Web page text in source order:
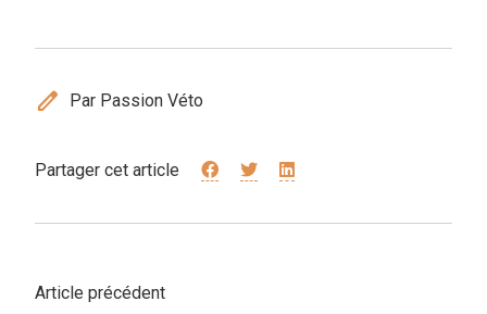
edit Par Passion Véto
Partager cet article
Article précédent